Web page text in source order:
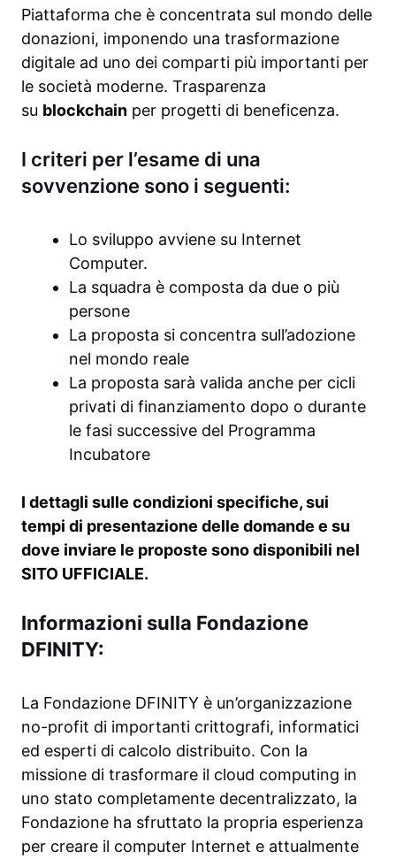
Piattaforma che è concentrata sul mondo delle
donazioni, imponendo una trasformazione
digitale ad uno dei comparti più importanti per
le società moderne. Trasparenza
su blockchain per progetti di beneficenza.
I criteri per l’esame di una
sovvenzione sono i seguenti:
Lo sviluppo avviene su Internet
Computer.
La squadra è composta da due o più
persone
La proposta si concentra sull’adozione
nel mondo reale
La proposta sarà valida anche per cicli
privati ​​di finanziamento dopo o durante
le fasi successive del Programma
Incubatore
I dettagli sulle condizioni specifiche, sui
tempi di presentazione delle domande e su
dove inviare le proposte sono disponibili nel
SITO UFFICIALE.
Informazioni sulla Fondazione
DFINITY:
La Fondazione DFINITY è un’organizzazione
no-profit di importanti crittografi, informatici
ed esperti di calcolo distribuito. Con la
missione di trasformare il cloud computing in
uno stato completamente decentralizzato, la
Fondazione ha sfruttato la propria esperienza
per creare il computer Internet e attualmente